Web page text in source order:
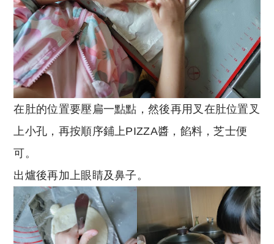
在肚的位置要壓扁一點點，然後再用叉在肚位置叉
上小孔，再按順序鋪上PIZZA醬，餡料，芝士便
可。
出爐後再加上眼睛及鼻子。